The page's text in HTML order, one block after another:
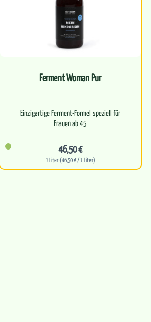
Ferment Woman Pur
Einzigartige Ferment-Formel speziell für
Frauen ab 45
Unterstützt innere Balance, Vitalität und
Stoffwechsel auf natürliche…
46,50 €
1 Liter (46,50 € / 1 Liter)